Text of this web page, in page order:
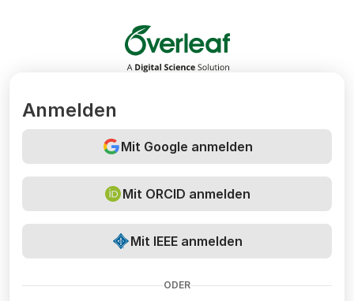
Overleaf
Anmelden
Mit Google anmelden
Mit ORCID anmelden
Mit IEEE anmelden
ODER